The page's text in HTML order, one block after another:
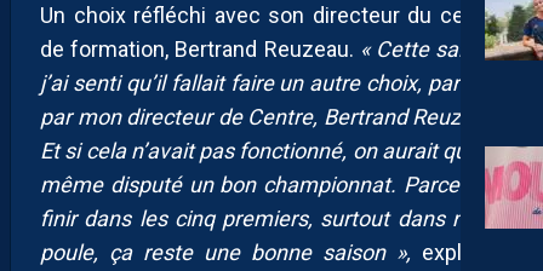
Un choix réfléchi avec son directeur du centre
de formation, Bertrand Reuzeau. « Cette saison,
j’ai senti qu’il fallait faire un autre choix, partagé
par mon directeur de Centre, Bertrand Reuzeau.
Et si cela n’avait pas fonctionné, on aurait quand
même disputé un bon championnat. Parce que
finir dans les cinq premiers, surtout dans notre
poule, ça reste une bonne saison », explique